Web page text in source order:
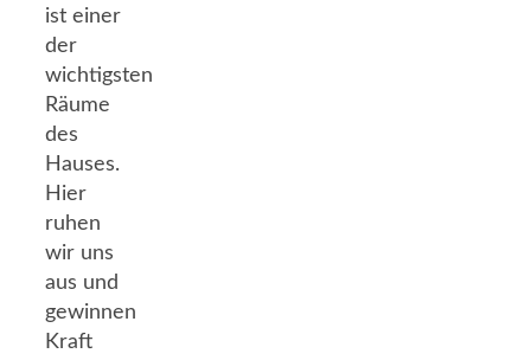
ist einer
der
wichtigsten
Räume
des
Hauses.
Hier
ruhen
wir uns
aus und
gewinnen
Kraft